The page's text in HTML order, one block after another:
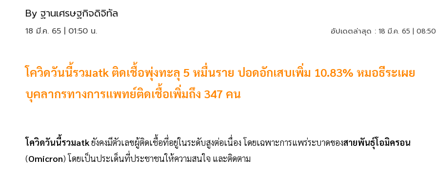
By ฐานเศรษฐกิจดิจิทัล
18 มี.ค. 65 | 01:50 น. อัปเดตล่าสุด : 18 มี.ค. 65 |
โควิดวันนี้รวมatk ติดเชื้อพุ่งทะลุ 5 หมื่นราย ปอดอักเสบเพิ่ม 10.83% หมอธีระเผย
บุคลากรทางการแพทย์ติดเชื้อเพิ่มถึง 347 คน
โควิดวันนี้รวมatkยังคงมีตัวเลขผู้ติดเชื้อที่อยู่ในระดับสูงต่อเนื่อง โดยเฉพาะการแพร่ระบาดของสายพันธุ์โอมิครอน
(Omicron) โดยเป็นประเด็นที่ประชาชนให้ความสนใจ และติดตาม